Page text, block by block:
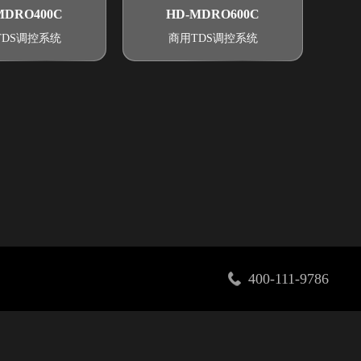
调控系统
HD-MDRO600C
商用TDS调控系统
400-111-9786